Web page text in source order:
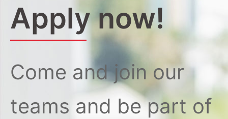
Apply now!
Come and join our
teams and be part of